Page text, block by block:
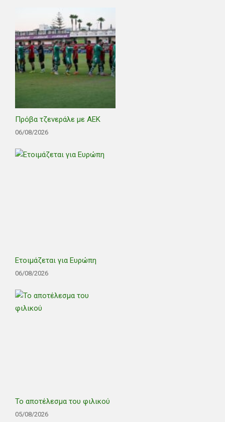
Πρόβα τζενεράλε με ΑΕΚ
06/08/2026
Ετοιμάζεται για Ευρώπη
06/08/2026
Το αποτέλεσμα του φιλικού
05/08/2026